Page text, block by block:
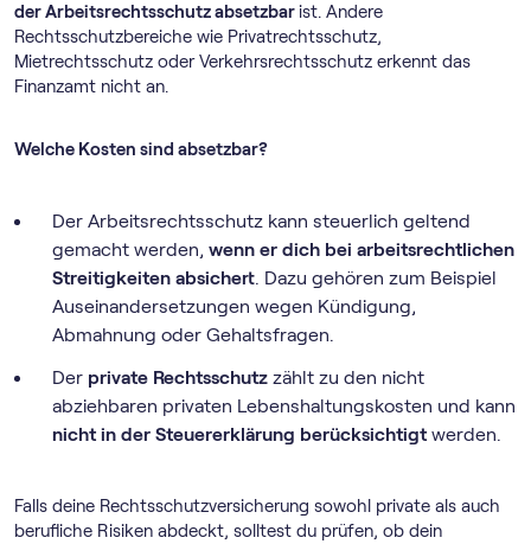
der Arbeitsrechtsschutz absetzbar ist. Andere
Rechtsschutzbereiche wie Privatrechtsschutz,
Mietrechtsschutz oder Verkehrsrechtsschutz erkennt das
Finanzamt nicht an.
Welche Kosten sind absetzbar?
Der Arbeitsrechtsschutz kann steuerlich geltend
gemacht werden, wenn er dich bei arbeitsrechtlichen
Streitigkeiten absichert. Dazu gehören zum Beispiel
Auseinandersetzungen wegen Kündigung,
Abmahnung oder Gehaltsfragen.
Der private Rechtsschutz zählt zu den nicht
abziehbaren privaten Lebenshaltungskosten und kann
nicht in der Steuererklärung berücksichtigt werden.
Falls deine Rechtsschutzversicherung sowohl private als auch
berufliche Risiken abdeckt, solltest du prüfen, ob dein